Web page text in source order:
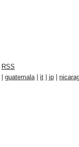
RSS
guatemala| it jp